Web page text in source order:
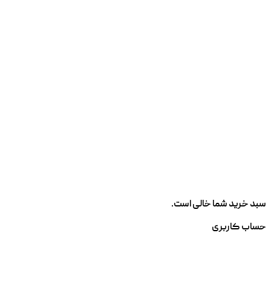
سبد خرید شما خالی است.
حساب کاربری